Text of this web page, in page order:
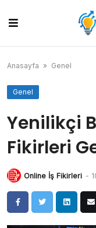
content
Anasayfa » Genel
Genel
Yenilikçi
Fikirleri
Online İş Fikirleri -